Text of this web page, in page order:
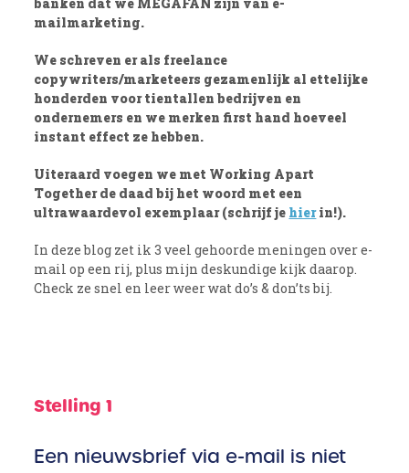
mailmarketing.
We schreven er als freelance
copywriters/marketeers gezamenlijk al ettelijke
honderden voor tientallen bedrijven en
ondernemers en we merken first hand hoeveel
instant effect ze hebben.
Uiteraard voegen we met Working Apart
Together de daad bij het woord met een
ultrawaardevol exemplaar(schrijf je hierin!).
In deze blog zet ik 3 veel gehoorde meningen over e-
mail op een rij, plus mijn deskundige kijk daarop.
Check ze snel en leer weer wat do’s & don’ts bij.
Stelling 1
Een nieuwsbrief via e-mail is niet